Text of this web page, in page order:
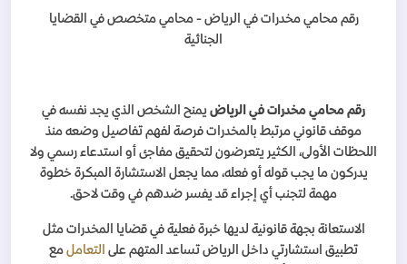
رقم محامي مخدرات في الرياض - محامي متخصص في القضايا
الجنائية
رقم محامي مخدرات في الرياض يمنح الشخص الذي يجد نفسه في
موقف قانوني مرتبط بالمخدرات فرصة لفهم تفاصيل وضعه منذ
اللحظات الأولى، الكثير يتعرضون لتحقيق مفاجئ أو استدعاء رسمي ولا
يدركون ما يجب قوله أو فعله، مما يجعل الاستشارة المبكرة خطوة
مهمة لتجنب أي إجراء قد يفسر ضدهم في وقت لاحق.
الاستعانة بجهة قانونية لديها خبرة فعلية في قضايا المخدرات مثل
تطبيق استشارتي داخل الرياض تساعد المتهم على التعامل مع